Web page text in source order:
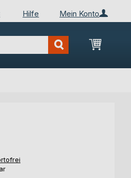
Mein Konto
Hilfe
Mein